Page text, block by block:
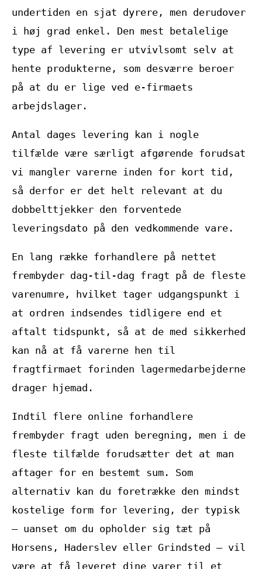
undertiden en sjat dyrere, men derudover
i høj grad enkel. Den mest betalelige
type af levering er utvivlsomt selv at
hente produkterne, som desværre beroer
på at du er lige ved e-firmaets
arbejdslager.
Antal dages levering kan i nogle
tilfælde være særligt afgørende forudsat
vi mangler varerne inden for kort tid,
så derfor er det helt relevant at du
dobbelttjekker den forventede
leveringsdato på den vedkommende vare.
En lang række forhandlere på nettet
frembyder dag-til-dag fragt på de fleste
varenumre, hvilket tager udgangspunkt i
at ordren indsendes tidligere end et
aftalt tidspunkt, så at de med sikkerhed
kan nå at få varerne hen til
fragtfirmaet forinden lagermedarbejderne
drager hjemad.
Indtil flere online forhandlere
frembyder fragt uden beregning, men i de
fleste tilfælde forudsætter det at man
aftager for en bestemt sum. Som
alternativ kan du foretrække den mindst
kostelige form for levering, der typisk
– uanset om du opholder sig tæt på
Horsens, Haderslev eller Grindsted – vil
være at få leveret dine varer til et